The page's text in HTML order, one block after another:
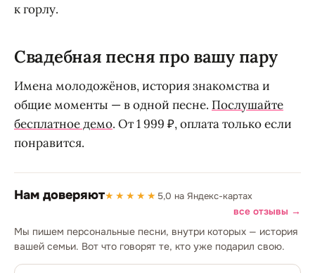
к горлу.
Свадебная песня про вашу пару
Имена молодожёнов, история знакомства и
общие моменты — в одной песне. Послушайте
бесплатное демо. От 1 999 ₽, оплата только если
понравится.
Нам доверяют★★★★★ 5,0 на Яндекс-картах
все отзывы →
Мы пишем персональные песни, внутри которых — история
вашей семьи. Вот что говорят те, кто уже подарил свою.